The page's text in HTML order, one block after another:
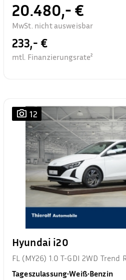
20.480,- €
MwSt. nicht ausweisbar
233,- €
mtl. Finanzierungsrate²
12
Hyundai i20
FL (MY26) 1.0 T-GDI 2WD Trend
Tageszulassung•Weiß•Benzin